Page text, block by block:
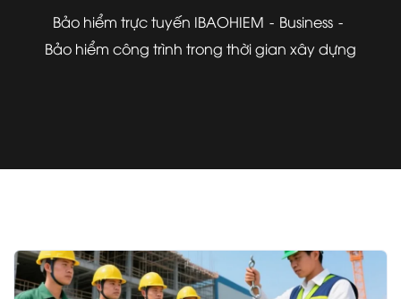
Bảo hiểm trực tuyến IBAOHIEM
Business
Bảo hiểm công trình trong thời gian xây dựng